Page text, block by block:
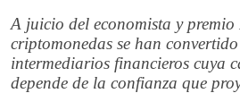
A juicio del economista y premio
criptomonedas se han
intermediarios financieros cuya
depende de la confianza que